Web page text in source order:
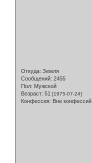
Откуда: Земля
Сообщений: 2455
Пол: Мужской
Возраст: 51 [1975-07-24]
Конфессия: Вне конфессий.